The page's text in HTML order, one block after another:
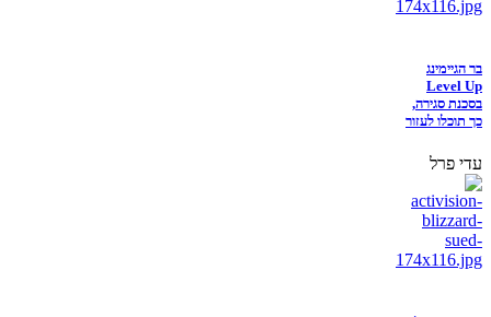
בר הגיימינג
Level Up
בסכנת סגירה,
כך תוכלו לעזור
עדי פרל